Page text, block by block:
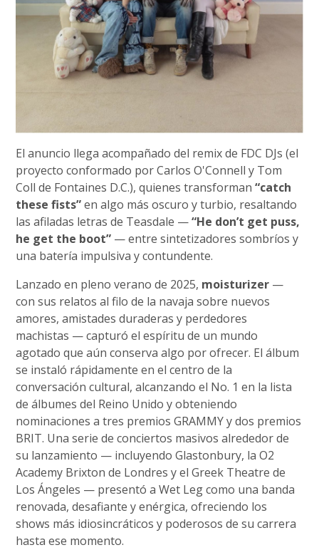
El anuncio llega acompañado del remix de FDC DJs (el
proyecto conformado por Carlos O'Connell y Tom
Coll de Fontaines D.C.), quienes transforman“catch
these fists”en algo más oscuro y turbio, resaltando
las afiladas letras de Teasdale —“He don’t get puss,
he get the boot” — entre sintetizadores sombríos y
una batería impulsiva y contundente.
Lanzado en pleno verano de 2025, moisturizer —
con sus relatos al filo de la navaja sobre nuevos
amores, amistades duraderas y perdedores
machistas — capturó el espíritu de un mundo
agotado que aún conserva algo por ofrecer. El álbum
se instaló rápidamente en el centro de la
conversación cultural, alcanzando el No. 1 en la lista
de álbumes del Reino Unido y obteniendo
nominaciones a tres premios GRAMMY y dos premios
BRIT. Una serie de conciertos masivos alrededor de
su lanzamiento — incluyendo Glastonbury, la O2
Academy Brixton de Londres y el Greek Theatre de
Los Ángeles — presentó a Wet Leg como una banda
renovada, desafiante y enérgica, ofreciendo los
shows más idiosincráticos y poderosos de su carrera
hasta ese momento.